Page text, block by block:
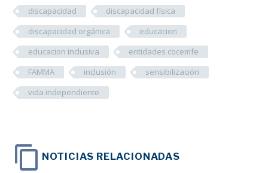
discapacidad
discapacidad física
discapacidad orgánica
educacion
educacion inclusiva
entidades cocemfe
FAMMA
inclusión
sensibilización
vida independiente
NOTICIAS RELACIONADAS